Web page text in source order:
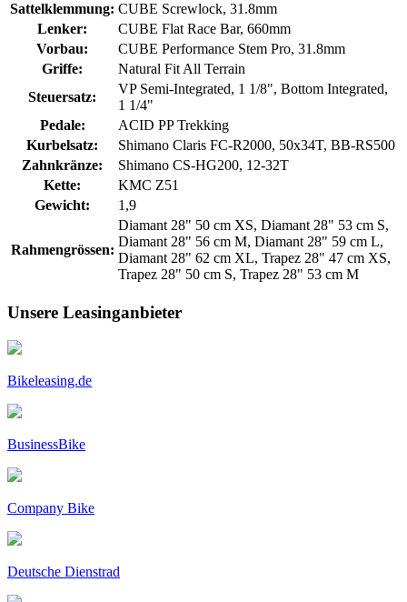
Sattelklemmung: CUBE Screwlock, 31.8mm
Lenker:
CUBE Flat Race Bar, 660mm
Vorbau:
CUBE Performance Stem Pro, 31.8mm
Griffe:
Natural Fit All Terrain
Steuersatz:
VP Semi-Integrated, 1 1/8", Bottom Integrated,
1 1/4"
Pedale:
ACID PP Trekking
Kurbelsatz:
Shimano Claris FC-R2000, 50x34T, BB-RS500
Zahnkränze:
Shimano CS-HG200, 12-32T
Kette:
KMC Z51
Gewicht:
1,9
Rahmengrössen:
Diamant 28" 50 cm XS, Diamant 28" 53 cm S,
Diamant 28" 56 cm M, Diamant 28" 59 cm L,
Diamant 28" 62 cm XL, Trapez 28" 47 cm XS,
Trapez 28" 50 cm S, Trapez 28" 53 cm M
Unsere Leasinganbieter
Bikeleasing.de
BusinessBike
Company Bike
Deutsche Dienstrad